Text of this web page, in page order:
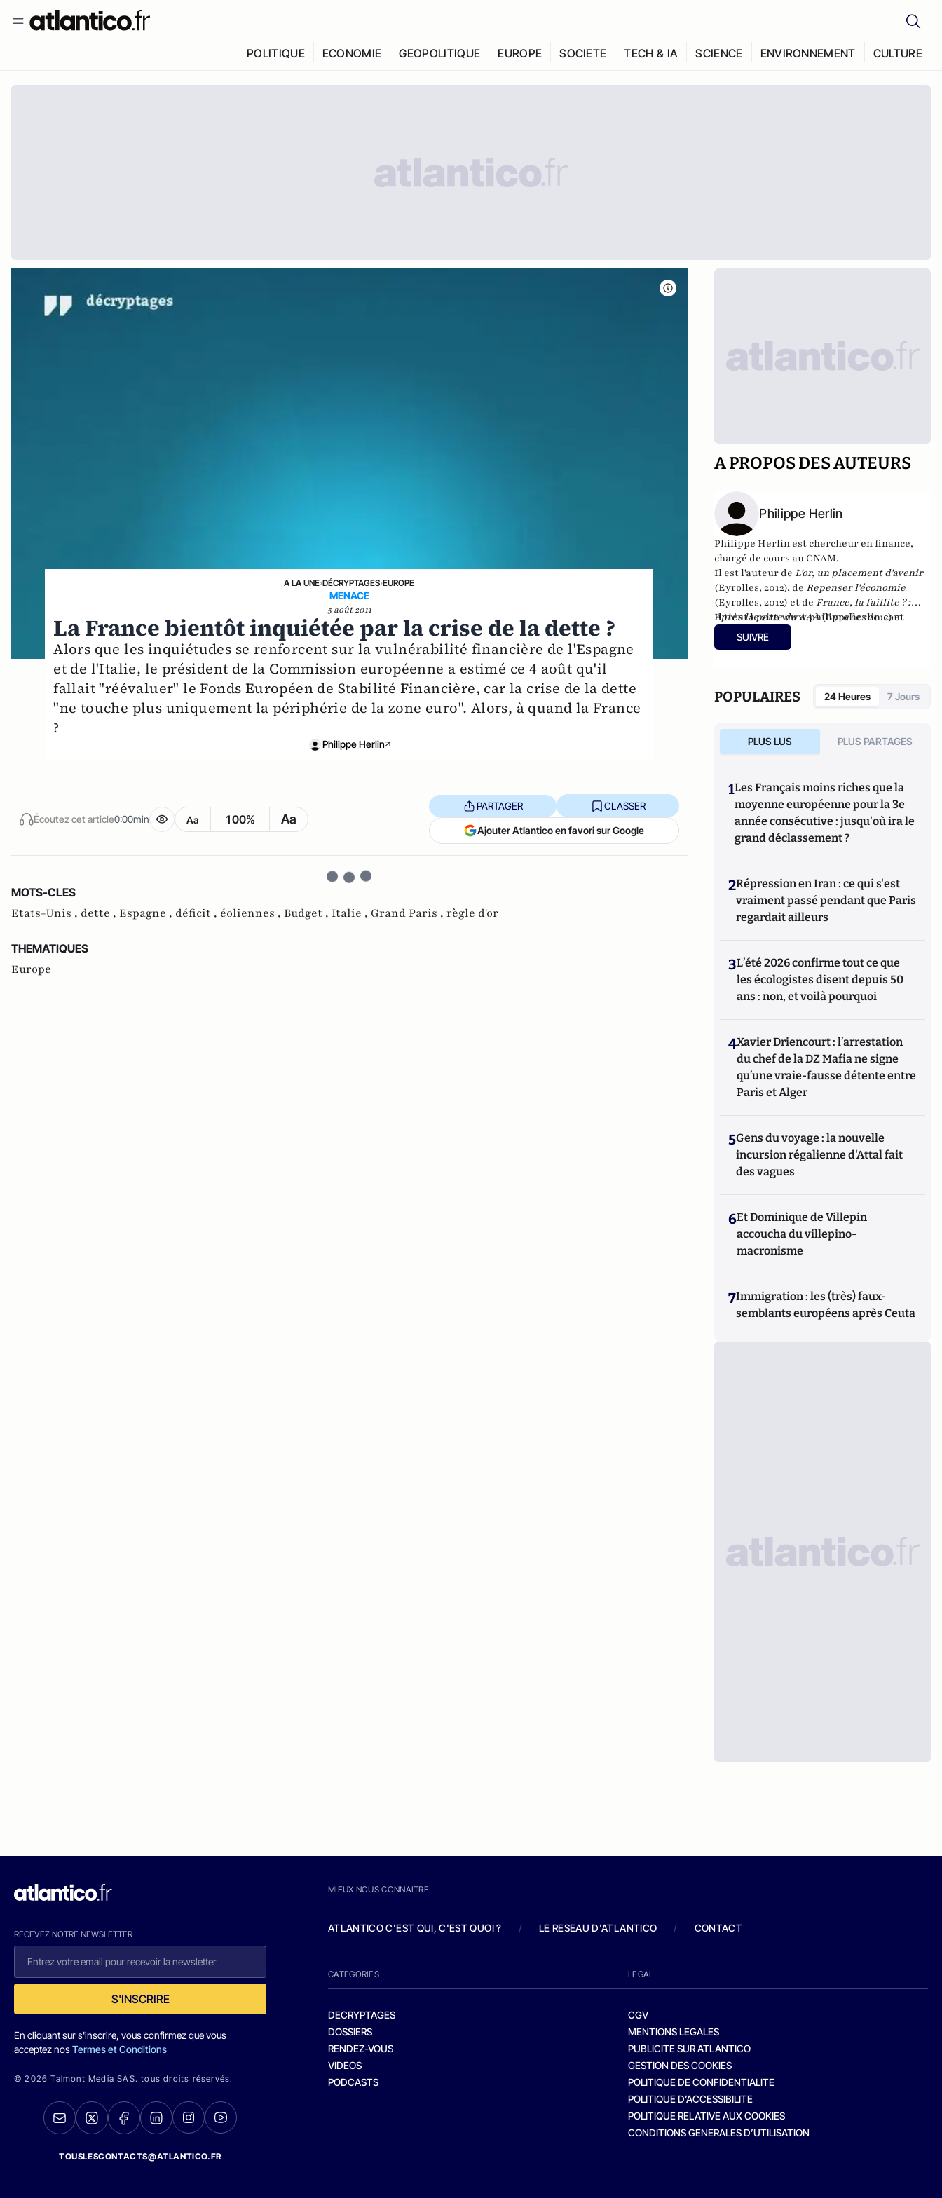
POLITIQUE ECONOMIE GEOPOLITIQUE EUROPE SOCIETE TECH & IA SCIENCE ENVIRONNEMENT CULTURE
A LA UNE›DÉCRYPTAGES›EUROPE
MENACE
5 août 2011
La France bientôt inquiétée par la crise de la dette ?
Alors que les inquiétudes se renforcent sur la vulnérabilité financière de l'Espagne
et de l'Italie, le président de la Commission européenne a estimé ce 4 août qu'il
fallait "réévaluer" le Fonds Européen de Stabilité Financière, car la crise de la dette
"ne touche plus uniquement la périphérie de la zone euro". Alors, à quand la France
?
Philippe Herlin
Écoutez cet article0:00min Aa 100% Aa
PARTAGER CLASSER
Ajouter Atlantico en favori sur Google
MOTS-CLES
Etats-Unis , dette , Espagne , déficit , éoliennes , Budget , Italie , Grand Paris , règle d'or
THEMATIQUES
Europe
A PROPOS DES AUTEURS
Philippe Herlin
Philippe Herlin est chercheur en finance,
chargé de cours au CNAM.
Il est l'auteur de L'or, un placement d'avenir
(Eyrolles, 2012), de Repenser l'économie
(Eyrolles, 2012) et de France, la faillite ? :
Après la perte du AAA(Eyrolles 2012)et
de
La révolution du Bitcoin et des monnaies
complémentaires : une solution pour
Il tient le sitewww.philippeherlin.com
SUIVRE
POPULAIRES 24 Heures 7 Jours
PLUS LUS PLUS PARTAGES
1Les Français moins riches que la
moyenne européenne pour la 3e
année consécutive : jusqu'où ira le
grand déclassement ?
2Répression en Iran : ce qui s'est
vraiment passé pendant que Paris
regardait ailleurs
3L’été 2026 confirme tout ce que
les écologistes disent depuis 50
ans : non, et voilà pourquoi
4Xavier Driencourt : l’arrestation
du chef de la DZ Mafia ne signe
qu’une vraie-fausse détente entre
Paris et Alger
5Gens du voyage : la nouvelle
incursion régalienne d'Attal fait
des vagues
6Et Dominique de Villepin
accoucha du villepino-
macronisme
7Immigration : les (très) faux-
semblants européens après Ceuta
RECEVEZ NOTRE NEWSLETTER
S'INSCRIRE
En cliquant sur s'inscrire, vous confirmez que vous
acceptez nosTermes et Conditions
© 2026 Talmont Media SAS. tous droits réservés.
TOUSLESCONTACTS@ATLANTICO.FR
MIEUX NOUS CONNAITRE
ATLANTICO C'EST QUI, C'EST QUOI ? / LE RESEAU D'ATLANTICO / CONTACT
CATEGORIES
DECRYPTAGES
DOSSIERS
RENDEZ-VOUS
VIDEOS
PODCASTS
LEGAL
CGV
MENTIONS LEGALES
PUBLICITE SUR ATLANTICO
GESTION DES COOKIES
POLITIQUE DE CONFIDENTIALITE
POLITIQUE D’ACCESSIBILITE
POLITIQUE RELATIVE AUX COOKIES
CONDITIONS GENERALES D’UTILISATION